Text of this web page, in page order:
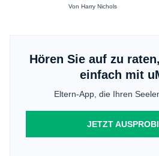
Von Harry Nichols
Hören Sie auf zu
einfach mit
Eltern-App, die Ihren
JETZT